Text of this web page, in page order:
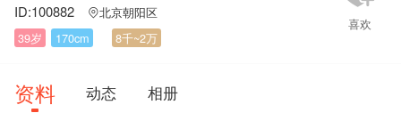
ID:100882 北京朝阳区
39岁
170cm 8千~2万
资料 动态 相册